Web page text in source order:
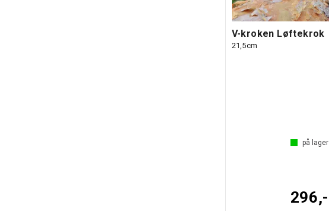
V-kroken Løftekrok
21,5cm
på lager
296,-